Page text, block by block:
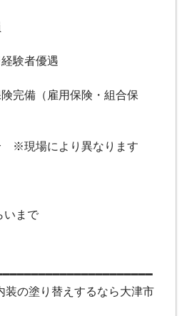
験者優遇
完備（雇用保険・組合保
※現場により異なります
いまで
装の塗り替えするなら大津市